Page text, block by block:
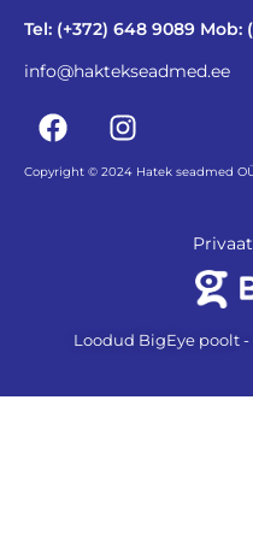
Tel: (+372) 648 9089 Mob:
info@haktekseadmed.ee
Copyright © 2024 Hatek seadmed
Loodud BigEye poolt